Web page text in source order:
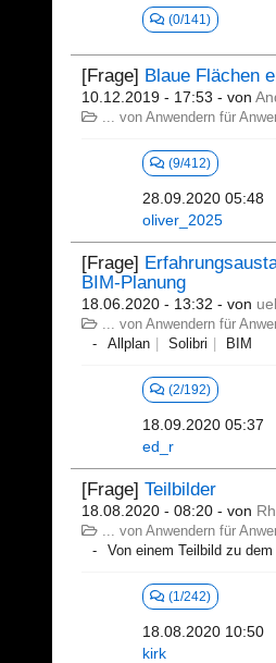
(0/141)
[Frage] Blaue Flächen
10.12.2019 - 17:53 - von
... von Anwendern für
(9/412)
28.09.2020 05:48
oliver_2025
[Frage]
BIM-Planung
18.06.2020 - 13:32 - von
... von Anwendern für
Allplan
Solibri BIM
(2/192)
18.09.2020 05:37
ed_r
[Frage] Teilbilder
18.08.2020 - 08:20 - von
... von Anwendern für
Von einem Teilbild zu
(1/242)
18.08.2020 10:50
kirk